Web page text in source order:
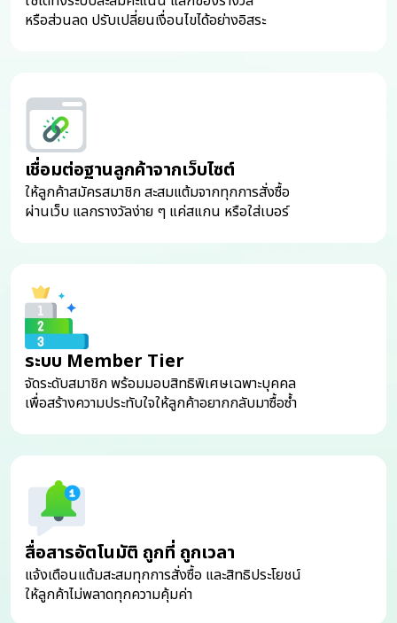
หรือส่วนลด ปรับเปลี่ยนเงื่อนไขได้อย่างอิสระ
เชื่อมต่อฐานลูกค้าจากเว็บไซต์
ให้ลูกค้าสมัครสมาชิก สะสมแต้มจากทุกการสั่งซื้อ
ผ่านเว็บ แลกรางวัลง่าย ๆ แค่สแกน หรือใส่เบอร์
ระบบ Member Tier
จัดระดับสมาชิก พร้อมมอบสิทธิพิเศษเฉพาะบุคคล
เพื่อสร้างความประทับใจให้ลูกค้าอยากกลับมาซื้อซ้ำ
สื่อสารอัตโนมัติ ถูกที่ ถูกเวลา
แจ้งเตือนแต้มสะสมทุกการสั่งซื้อ และสิทธิประโยชน์
ให้ลูกค้าไม่พลาดทุกความคุ้มค่า